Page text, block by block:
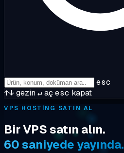
esc
↑↓ gezin↵aç esc kapat
VPS HOSTING SATIN AL
Bir VPS satın alın.
60 saniyede yayında.